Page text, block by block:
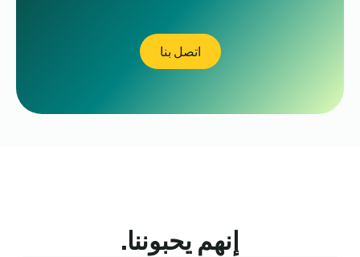
اتصل بنا
إنهم يحبوننا.